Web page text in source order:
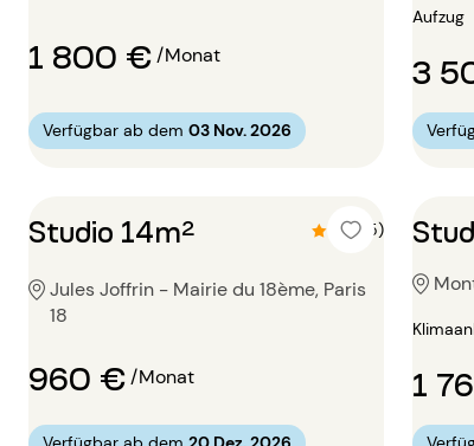
1 800 €/Monat
Verfügbar ab dem 03 Nov. 2026
Aufzug
3
Studio 14m² 4.6 (5)
Jules Joffrin - Mairie du 18ème, Paris
18
960 €/Monat 1